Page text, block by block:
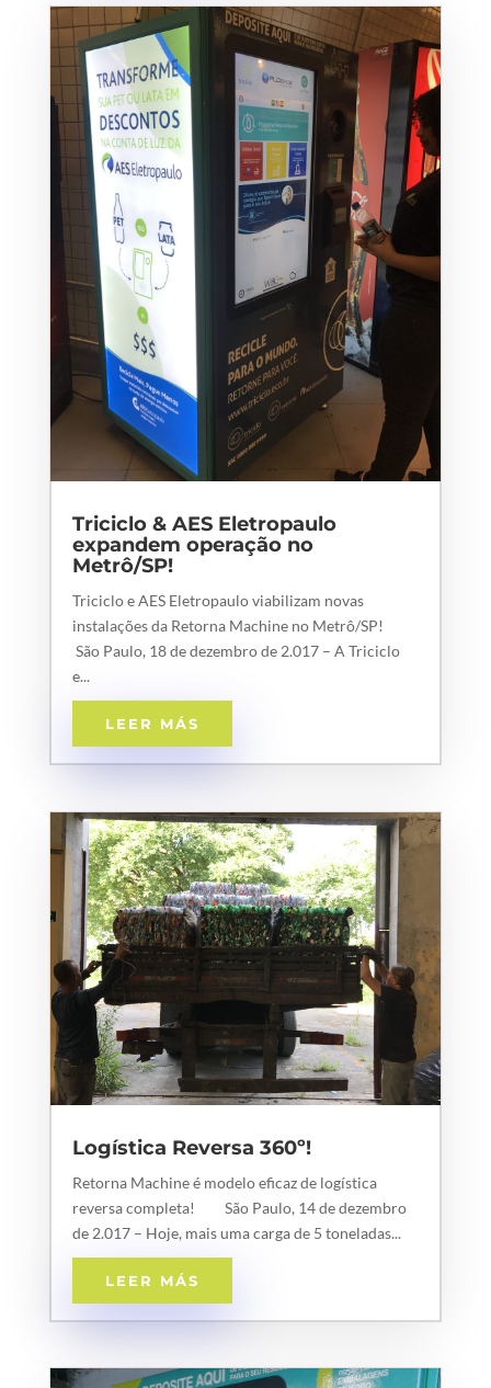
Triciclo & AES Eletropaulo
expandem operação no
Metrô/SP!
Triciclo e AES Eletropaulo viabilizam novas
instalações da Retorna Machine no Metrô/SP!
São Paulo, 18 de dezembro de 2.017 – A Triciclo
e...
LEER MÁS
Logística Reversa 360º!
Retorna Machine é modelo eficaz de logística
reversa completa! São Paulo, 14 de dezembro
de 2.017 – Hoje, mais uma carga de 5 toneladas...
LEER MÁS